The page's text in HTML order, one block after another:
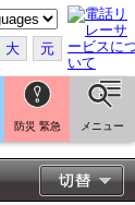
大 元
防災 緊急 メニュー